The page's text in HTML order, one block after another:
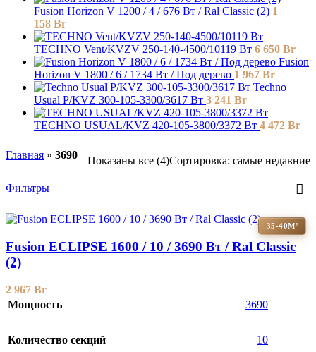
Fusion Horizon V 1200 / 4 / 676 Вт / Ral Classic (2) 1
158 Br
TECHNO Vent/KVZV 250-140-4500/10119 Вт 6 650 Br
Fusion
Horizon V 1800 / 6 / 1734 Вт / Под дерево 1 967 Br
Techno
Usual P/KVZ 300-105-3300/3617 Вт 3 241 Br
TECHNO USUAL/KVZ 420-105-3800/3372 Вт 4 472 Br
Главная » 3690 Показаны все (4)Сортировка: самые недавние
Фильтры
35-40М²
Fusion ECLIPSE 1600 / 10 / 3690 Вт / Ral Classic
(2)
2 967 Br
Мощность
3690
Количество секций 10